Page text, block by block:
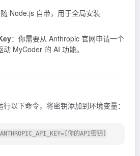
Node.js 自带，用于全局安装
：你需要从 Anthropic 官网申请一个
MyCoder 的 AI 功能。
行以下命令，将密钥添加到环境变量：